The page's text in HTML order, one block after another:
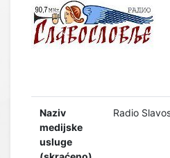
Naziv
medijske
usluge
Radio